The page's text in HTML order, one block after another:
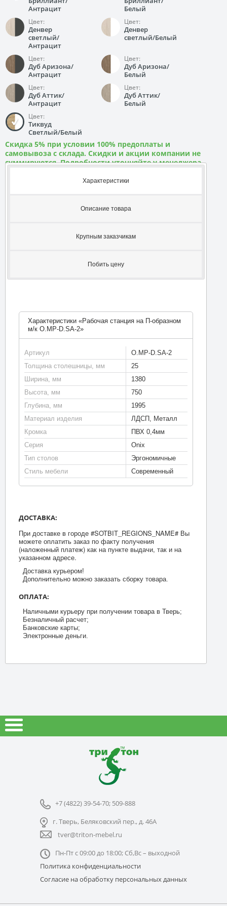
Антрацит
Белый
Цвет:
Денвер
светлый/
Антрацит
Цвет:
Денвер
светлый/Белый
Цвет:
Дуб Аризона/
Антрацит
Цвет:
Дуб Аризона/
Белый
Цвет:
Дуб Аттик/
Антрацит
Цвет:
Дуб Аттик/
Белый
Цвет:
Тиквуд
Светлый/Белый
Скидка 5% при условии 100% предоплаты и
самовывоза с склада. Скидки и акции компании не
суммируются. Подробности уточняйте у менеджера
Характеристики
Описание товара
Крупным заказчикам
Побить цену
Характеристики «Рабочая станция на П-образном
м/к O.MP-D.SA-2»
Артикул
O.MP-D.SA-2
Толщина столешницы, мм
25
Ширина, мм
1380
Высота, мм
750
Глубина, мм
1995
Материал изделия
ЛДСП, Металл
Кромка
ПВХ 0,4мм
Серия
Onix
Тип столов
Эргономичные
Стиль мебели
Современный
ДОСТАВКА:
При доставке в городе #SOTBIT_REGIONS_NAME# Вы
можете оплатить заказ по факту получения
(наложенный платеж) как на пункте выдачи, так и на
указанном адресе.
Доставка курьером!
Дополнительно можно заказать сборку товара.
ОПЛАТА:
Наличными курьеру при получении товара в Тверь;
Безналичный расчет;
Банковские карты;
Электронные деньги.
+7 (4822) 39-54-70; 509-888
г. Тверь, Беляковский пер., д. 46А
tver@triton-mebel.ru
Пн-Пт с 09:00 до 18:00; Сб,Вс – выходной
Политика конфиденциальности
Согласие на обработку персональных данных